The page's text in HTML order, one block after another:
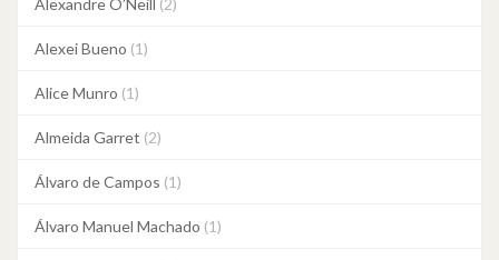
Alexandre O’Neill (2)
Alexei Bueno (1)
Alice Munro (1)
Almeida Garret (2)
Álvaro de Campos (1)
Álvaro Manuel Machado (1)